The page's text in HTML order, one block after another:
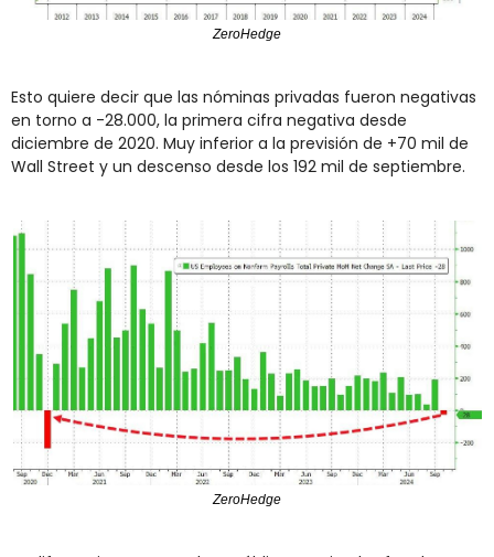
ZeroHedge
Esto quiere decir que las nóminas privadas fueron negativas
en torno a -28.000, la primera cifra negativa desde
diciembre de 2020. Muy inferior a la previsión de +70 mil de
Wall Street y un descenso desde los 192 mil de septiembre.
ZeroHedge